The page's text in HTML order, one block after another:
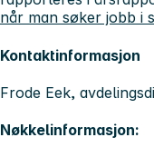
når man søker jobb i
Kontaktinformasjon
Frode Eek,
Nøkkelinformasjon: